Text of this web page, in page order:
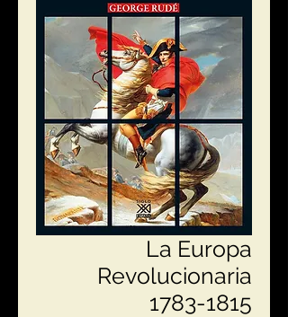
La Europa
Revolucionaria
1783-1815